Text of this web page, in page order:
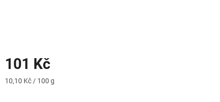
101 Kč
Měrná
10,10 Kč / 100 g